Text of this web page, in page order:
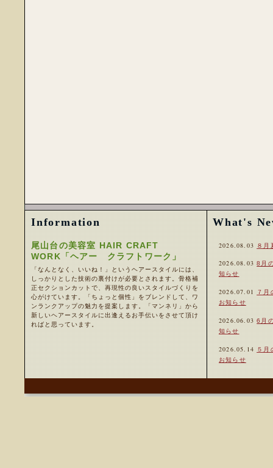
Information
尾山台の美容室 HAIR CRAFT
WORK「ヘアー クラフトワーク」
「なんとなく、いいね！」というヘアースタイルには、
しっかりとした技術の裏付けが必要とされます。骨格補
正セクションカットで、再現性の良いスタイルづくりを
心がけています。「ちょっと個性」をブレンドして、ワ
ンランクアップの魅力を提案します。「マンネリ」から
新しいヘアースタイルに出逢えるお手伝いをさせて頂け
ればと思っています。
What's
2026.08.03 ８月
2026.08.03 8月
知らせ
2026.07.01 ７月
お知らせ
2026.06.03 6月
知らせ
2026.05.14 ５月
お知らせ